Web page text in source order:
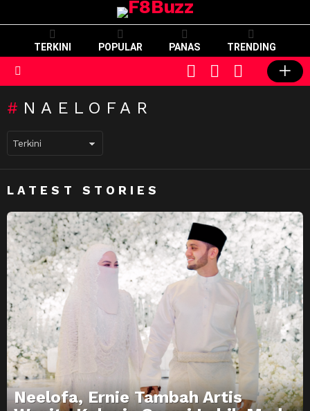
TERKINI POPULAR PANAS TRENDING
SWITCH
SKIN
CART LOGIN
NAELOFAR
LATEST STORIES
Neelofa, Ernie Tambah Artis